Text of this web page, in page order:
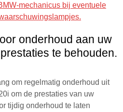
mechanicus bij eventuele
onderhoud aan uw
te behouden.
om regelmatig onderhoud uit
om de prestaties van uw
tijdig onderhoud te laten